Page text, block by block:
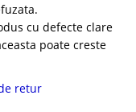
cu defecte clare
poate creste
retur